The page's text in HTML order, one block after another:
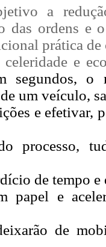
a
das ordens e
prática
e
segundos, o
um veículo,
e efetivar,
processo,
de tempo e
papel e
de